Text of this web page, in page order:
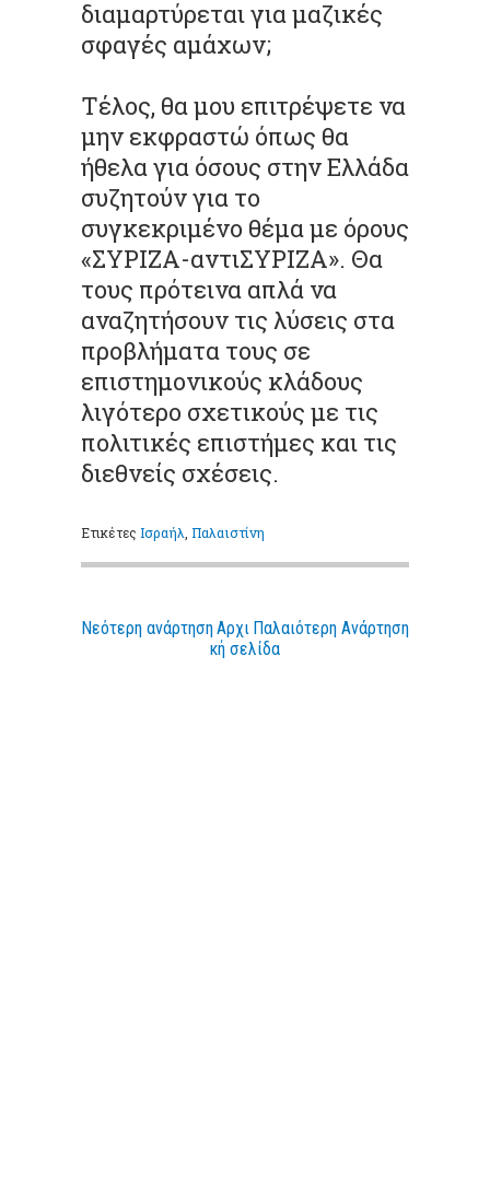
διαμαρτύρεται για μαζικές
σφαγές αμάχων;
Τέλος, θα μου επιτρέψετε να
μην εκφραστώ όπως θα
ήθελα για όσους στην Ελλάδα
συζητούν για το
συγκεκριμένο θέμα με όρους
«ΣΥΡΙΖΑ-αντιΣΥΡΙΖΑ». Θα
τους πρότεινα απλά να
αναζητήσουν τις λύσεις στα
προβλήματα τους σε
επιστημονικούς κλάδους
λιγότερο σχετικούς με τις
πολιτικές επιστήμες και τις
διεθνείς σχέσεις.
ΕτικέτεςΙσραήλ,Παλαιστίνη
Νεότερη ανάρτηση Παλαιότερη Ανάρτηση
Αρχι
κή σελίδα